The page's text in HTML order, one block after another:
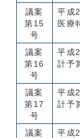
議案
第15
号
平成
医療
議案
第16
号
平成
計予
議案
第17
号
平成
計予
議案
平成